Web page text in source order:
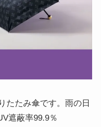
たたみ傘です。雨の日
遮蔽率99.9％